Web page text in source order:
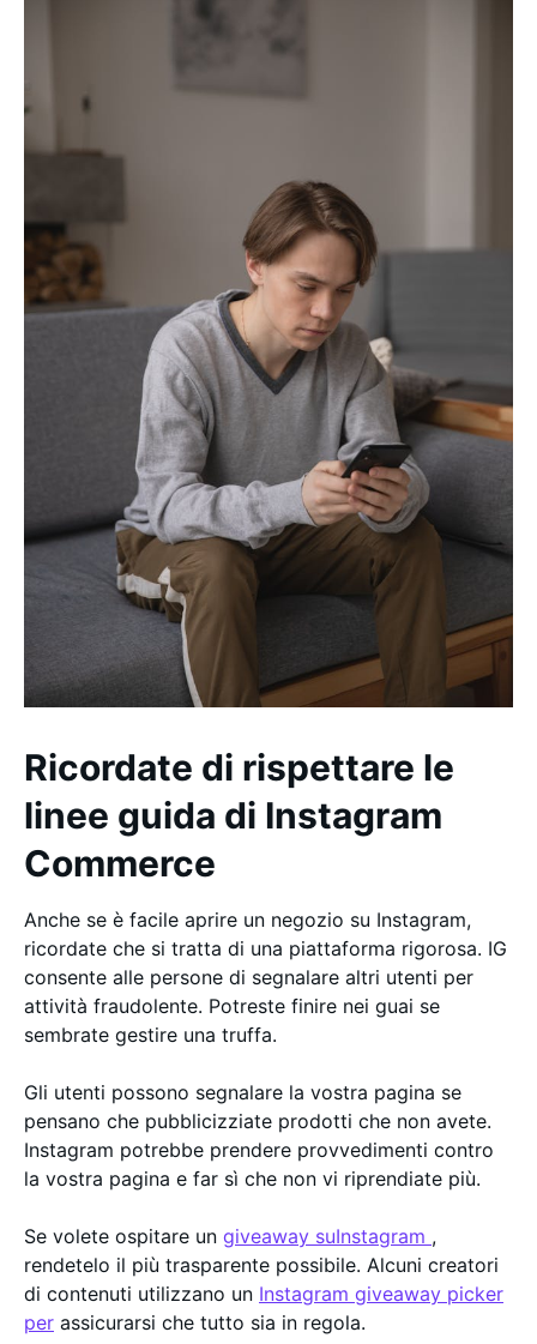
Ricordate di rispettare le
linee guida di Instagram
Commerce
Anche se è facile aprire un negozio su Instagram,
ricordate che si tratta di una piattaforma rigorosa. IG
consente alle persone di segnalare altri utenti per
attività fraudolente. Potreste finire nei guai se
sembrate gestire una truffa.
Gli utenti possono segnalare la vostra pagina se
pensano che pubblicizziate prodotti che non avete.
Instagram potrebbe prendere provvedimenti contro
la vostra pagina e far sì che non vi riprendiate più.
Se volete ospitare un giveaway suInstagram ,
rendetelo il più trasparente possibile. Alcuni creatori
di contenuti utilizzano un Instagram giveaway picker
per assicurarsi che tutto sia in regola.